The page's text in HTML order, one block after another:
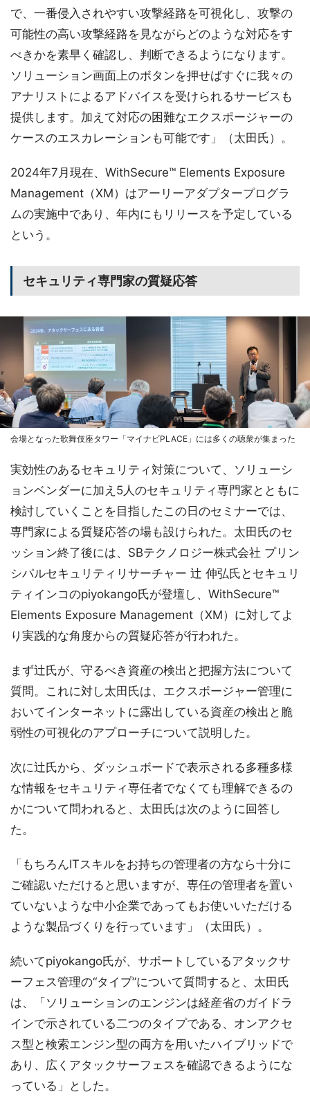
で、一番侵入されやすい攻撃経路を可視化し、攻撃の
可能性の高い攻撃経路を見ながらどのような対応をす
べきかを素早く確認し、判断できるようになります。
ソリューション画面上のボタンを押せばすぐに我々の
アナリストによるアドバイスを受けられるサービスも
提供します。加えて対応の困難なエクスポージャーの
ケースのエスカレーションも可能です」（太田氏）。
2024年7月現在、WithSecure™ Elements Exposure
Management（XM）はアーリーアダプタープログラ
ムの実施中であり、年内にもリリースを予定している
という。
セキュリティ専門家の質疑応答
会場となった歌舞伎座タワー「マイナビPLACE」には多くの聴衆が集まった
実効性のあるセキュリティ対策について、ソリューシ
ョンベンダーに加え5人のセキュリティ専門家とともに
検討していくことを目指したこの日のセミナーでは、
専門家による質疑応答の場も設けられた。太田氏のセ
ッション終了後には、SBテクノロジー株式会社 プリン
シパルセキュリティリサーチャー 辻 伸弘氏とセキュリ
ティインコのpiyokango氏が登壇し、WithSecure™
Elements Exposure Management（XM）に対してよ
り実践的な角度からの質疑応答が行われた。
まず辻氏が、守るべき資産の検出と把握方法について
質問。これに対し太田氏は、エクスポージャー管理に
おいてインターネットに露出している資産の検出と脆
弱性の可視化のアプローチについて説明した。
次に辻氏から、ダッシュボードで表示される多種多様
な情報をセキュリティ専任者でなくても理解できるの
かについて問われると、太田氏は次のように回答し
た。
「もちろんITスキルをお持ちの管理者の方なら十分に
ご確認いただけると思いますが、専任の管理者を置い
ていないような中小企業であってもお使いいただける
ような製品づくりを行っています」（太田氏）。
続いてpiyokango氏が、サポートしているアタックサ
ーフェス管理の“タイプ”について質問すると、太田氏
は、「ソリューションのエンジンは経産省のガイドラ
インで示されている二つのタイプである、オンアクセ
ス型と検索エンジン型の両方を用いたハイブリッドで
あり、広くアタックサーフェスを確認できるようにな
っている」とした。